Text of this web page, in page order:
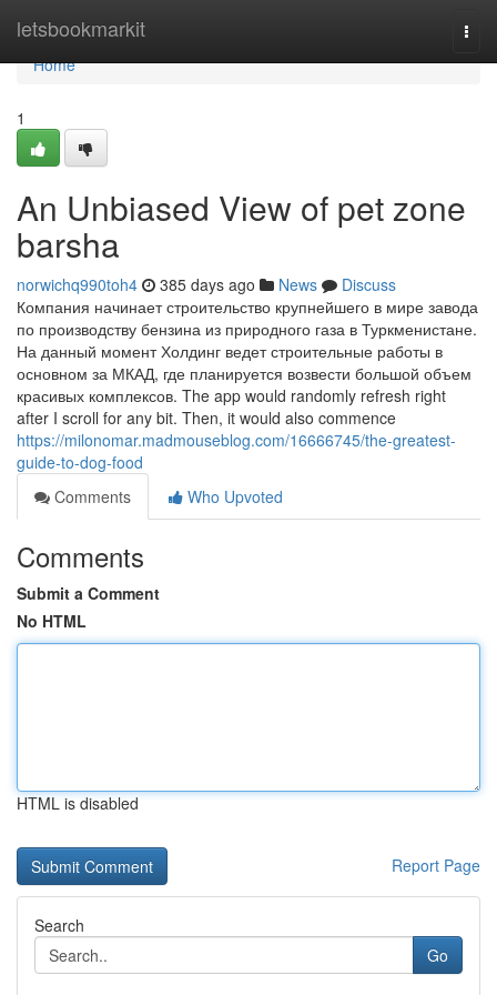
letsbookmarkit
Home
Home
1
An Unbiased View of pet zone
barsha
norwichq990toh4 385 days ago News
Discuss
Компания начинает строительство крупнейшего в мире завода
по производству бензина из природного газа в Туркменистане.
На данный момент Холдинг ведет строительные работы в
основном за МКАД, где планируется возвести большой объем
красивых комплексов. The app would randomly refresh right
after I scroll for any bit. Then, it would also commence
https://milonomar.madmouseblog.com/16666745/the-greatest-
guide-to-dog-food
Comments
Who Upvoted
Comments
Submit a Comment
No HTML
HTML is disabled
Report Page
Search
Go